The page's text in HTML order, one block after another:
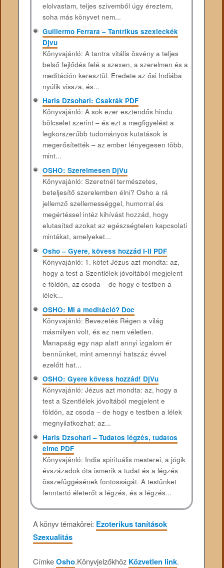
elolvastam, teljes szívemből úgy éreztem,
soha más könyvet nem...
Guillermo Ferrara – Tantrikus szexleckék
Djvu
Könyvajánló: A tantra vitális ösvény a teljes
belső fejlődés felé a szexen, a szerelmen és a
meditáción keresztül. Eredete az ősi Indiába
nyúlik vissza, és...
Haris Dzsohari: Csakrák PDF
Könyvajánló: A sok ezer esztendős hindu
bölcselet szerint – és ezt a megfigyelést a
legkorszerűbb tudományos kutatások is
megerősítették – az ember lényegesen több,
mint...
OSHO: Szerelmesen DjVu
Könyvajánló: Szeretnél természetes,
beteljesítő szerelemben élni? Osho a rá
jellemző szellemességgel, humorral és
megértéssel intéz kihívást hozzád, hogy
elutasítsd azokat az egészségtelen kapcsolati
mintákat, amelyeket...
Osho – Gyere, kövess hozzád I-II PDF
Könyvajánló: 1. kötet Jézus azt mondta: az,
hogy a test a Szentlélek jóvoltából megjelent
e földön, az csoda – de hogy e testben a
lélek...
OSHO: Mi a meditáció? Doc
Könyvajánló: Bevezetés Régen a világ
másmilyen volt, és ez nem véletlen.
Manapság egy nap alatt annyi izgalom ér
bennünket, mint amennyi hatszáz évvel
ezelőtt hat...
OSHO: Gyere kövess hozzád! DjVu
Könyvajánló: Jézus azt mondta: az, hogy a
test a Szentlélek jóvoltából megjelent e
földön, az csoda – de hogy e testben a lélek
megnyilatkozhat: az...
Haris Dzsohari – Tudatos légzés, tudatos
elme PDF
Könyvajánló: India spirituális mesterei, a jógik
évszázadok óta ismerik a tudat és a légzés
összefüggésének fontosságát. A testünket
fenntartó életerőt a légzés, és a légzés...
A könyv témakörei: Ezoterikus tanítások
Szexualitás
CímkeOsho.Könyvjelzőkhöz Közvetlen link.